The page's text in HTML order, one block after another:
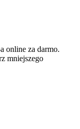
online za darmo.
mniejszego